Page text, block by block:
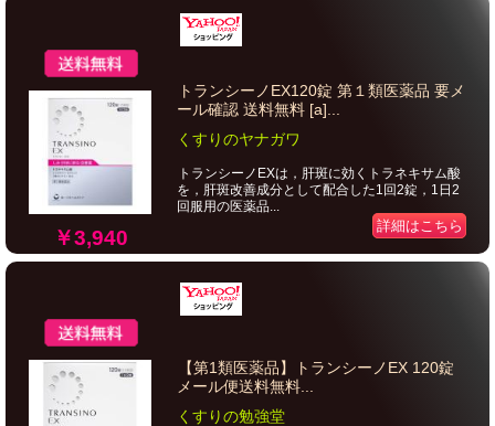
￥3,940
トランシーノEX120錠 第１類医薬品 要メ
ール確認 送料無料 [a]...
くすりのヤナガワ
トランシーノEXは，肝斑に効くトラネキサム酸
を，肝斑改善成分として配合した1回2錠，1日2
回服用の医薬品...
詳細はこちら
【第1類医薬品】トランシーノEX 120錠
メール便送料無料...
くすりの勉強堂